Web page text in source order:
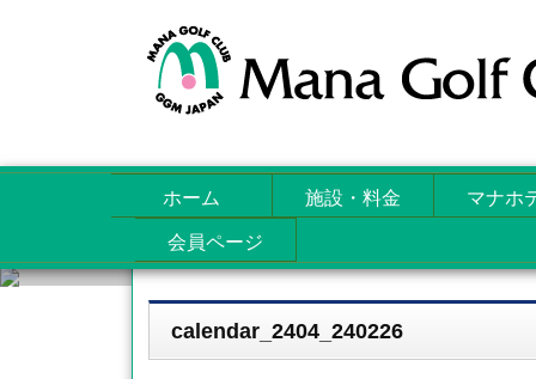
ホーム 施設・料金 マナホ
会員ページ
Attachments
calendar_2404_240226